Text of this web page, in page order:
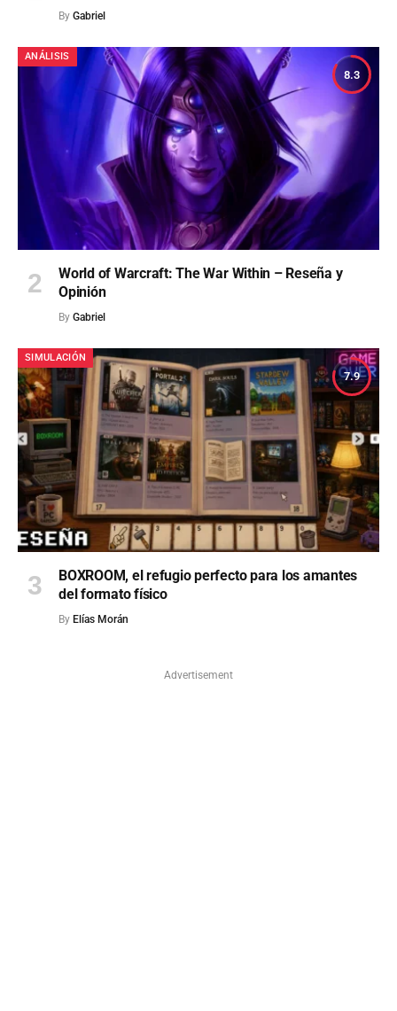
By Gabriel
8.3
ANÁLISIS
World of Warcraft: The War Within – Reseña y
Opinión
By Gabriel
7.9
SIMULACIÓN
BOXROOM, el refugio perfecto para los amantes
del formato físico
By Elías Morán
Advertisement